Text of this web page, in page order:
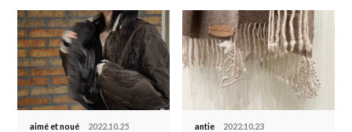
aimé et noué 2022.10.25 antie 2022.10.23